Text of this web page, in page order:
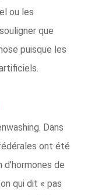
ou les
que
puisque les
Dans
ont été
de
qui dit « pas